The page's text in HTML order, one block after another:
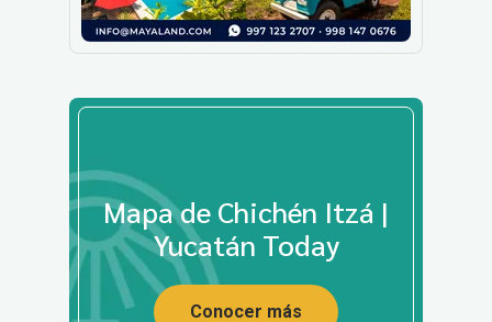
Mapa de Chichén Itzá |
Yucatán Today
Conocer más